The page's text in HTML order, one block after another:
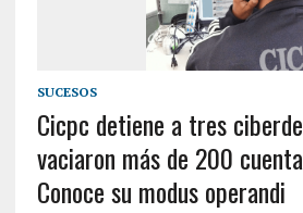
SUCESOS
Cicpc detiene a tres
vaciaron más de 200
Conoce su modus operandi